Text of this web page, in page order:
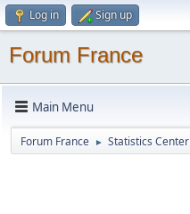
Log in Sign up
Forum France
Main Menu
Forum France ► Statistics Center